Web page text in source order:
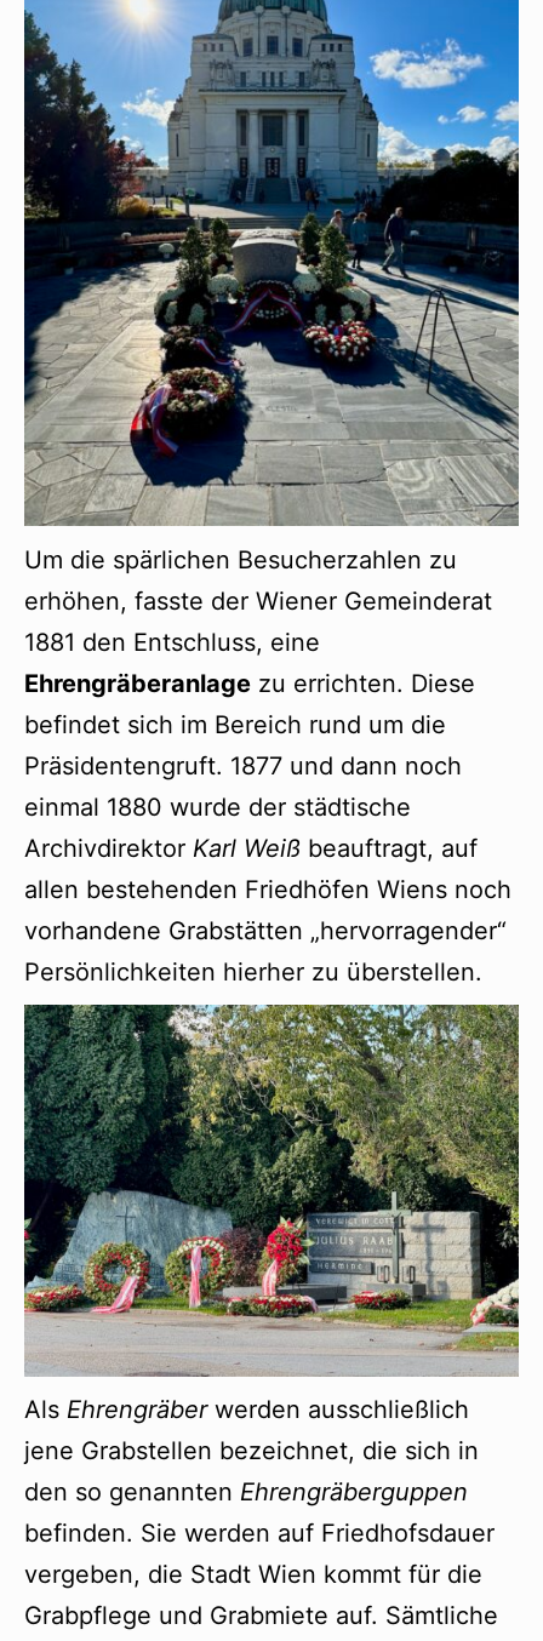
Um die spärlichen Besucherzahlen zu
erhöhen, fasste der Wiener Gemeinderat
1881 den Entschluss, eine
Ehrengräberanlage zu errichten. Diese
befindet sich im Bereich rund um die
Präsidentengruft. 1877 und dann noch
einmal 1880 wurde der städtische
Archivdirektor Karl Weiß beauftragt, auf
allen bestehenden Friedhöfen Wiens noch
vorhandene Grabstätten „hervorragender“
Persönlichkeiten hierher zu überstellen.
Als Ehrengräberwerden ausschließlich
jene Grabstellen bezeichnet, die sich in
den so genannten Ehrengräberguppen
befinden. Sie werden auf Friedhofsdauer
vergeben, die Stadt Wien kommt für die
Grabpflege und Grabmiete auf. Sämtliche